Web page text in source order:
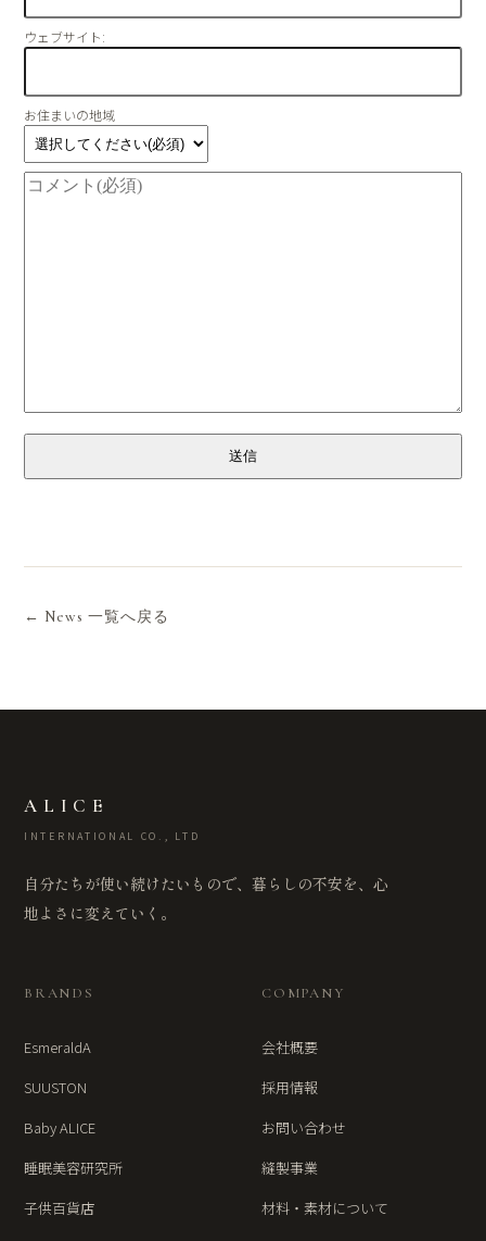
ウェブサイト:
お住まいの地域
送信
← News 一覧へ戻る
ALICE
INTERNATIONAL CO., LTD
自分たちが使い続けたいもので、暮らしの不安を、心
地よさに変えていく。
BRANDS
EsmeraldA
SUUSTON
Baby ALICE
睡眠美容研究所
子供百貨店
COMPANY
会社概要
採用情報
お問い合わせ
縫製事業
材料・素材について